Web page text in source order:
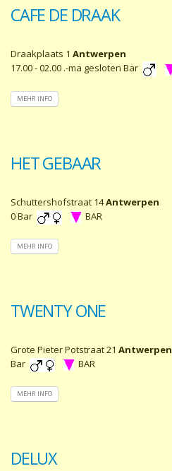
CAFE DE DRAAK
Draakplaats 1 Antwerpen
17.00 - 02.00 .-ma gesloten Bar
MEHR INFO
HET GEBAAR
Schuttershofstraat 14Antwerpen
0 Bar
BAR
MEHR INFO
TWENTY ONE
Grote Pieter Potstraat 21 Antwerpen
Bar
BAR
MEHR INFO
DELUX